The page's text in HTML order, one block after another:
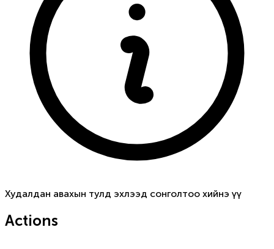
Худалдан авахын тулд эхлээд сонголтоо хийнэ үү
Actions